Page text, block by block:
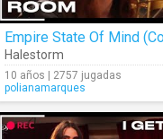
Halestorm
10 años | 2757 jugadas
polianamarques